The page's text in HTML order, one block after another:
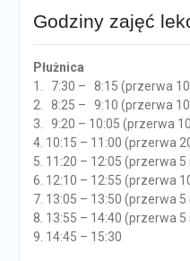
Godziny zajęć
Płużnica
1. 7:30 – 8:15 (przerwa
2. 8:25 – 9:10 (przerwa
3. 9:20 – 10:05 (przerwa
4. 10:15 – 11:00 (przerwa
5. 11:20 – 12:05 (przerwa
6. 12:10 – 12:55 (przerwa
7. 13:05 – 13:50 (przerwa
8. 13:55 – 14:40 (przerwa
9. 14:45 – 15:30